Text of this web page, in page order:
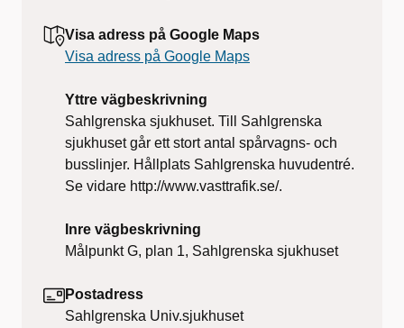
Visa adress på Google Maps
Visa adress på Google Maps
Yttre vägbeskrivning
Sahlgrenska sjukhuset. Till Sahlgrenska
sjukhuset går ett stort antal spårvagns- och
busslinjer. Hållplats Sahlgrenska huvudentré.
Se vidare http://www.vasttrafik.se/.
Inre vägbeskrivning
Målpunkt G, plan 1, Sahlgrenska sjukhuset
Postadress
Sahlgrenska Univ.sjukhuset